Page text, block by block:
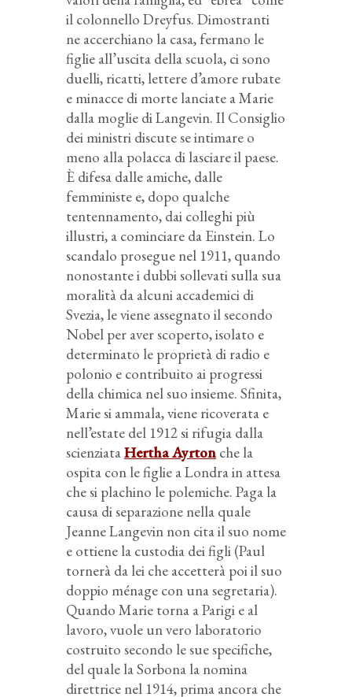
il colonnello Dreyfus. Dimostranti
ne accerchiano la casa, fermano le
figlie all’uscita della scuola, ci sono
duelli, ricatti, lettere d’amore rubate
e minacce di morte lanciate a Marie
dalla moglie di Langevin. Il Consiglio
dei ministri discute se intimare o
meno alla polacca di lasciare il paese.
È difesa dalle amiche, dalle
femministe e, dopo qualche
tentennamento, dai colleghi più
illustri, a cominciare da Einstein. Lo
scandalo prosegue nel 1911, quando
nonostante i dubbi sollevati sulla sua
moralità da alcuni accademici di
Svezia, le viene assegnato il secondo
Nobel per aver scoperto, isolato e
determinato le proprietà di radio e
polonio e contribuito ai progressi
della chimica nel suo insieme. Sfinita,
Marie si ammala, viene ricoverata e
nell’estate del 1912 si rifugia dalla
scienziataHertha Ayrton che la
ospita con le figlie a Londra in attesa
che si plachino le polemiche. Paga la
causa di separazione nella quale
Jeanne Langevin non cita il suo nome
e ottiene la custodia dei figli (Paul
tornerà da lei che accetterà poi il suo
doppio ménage con una segretaria).
Quando Marie torna a Parigi e al
lavoro, vuole un vero laboratorio
costruito secondo le sue specifiche,
del quale la Sorbona la nomina
direttrice nel 1914, prima ancora che